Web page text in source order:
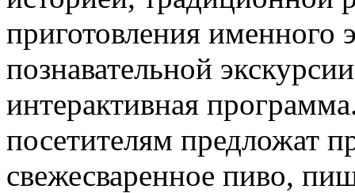
приготовления именного
познавательной
интерактивная
посетителям предложат
свежесваренное пиво,